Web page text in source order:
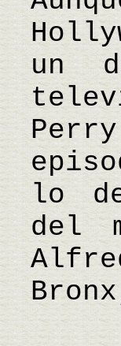
un
lo
del